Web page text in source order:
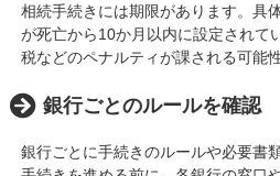
相続手続きには期限があります。具
が死亡から10か月以内に設定されて
税などのペナルティが課される可能
銀行ごとのルールを確認
銀行ごとに手続きのルールや必要書